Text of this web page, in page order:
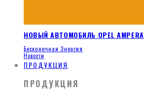
НОВЫЙ АВТОМОБИЛЬ OPEL AMPERA
Бесконечная Энергия
Новости
ПРОДУКЦИЯ
ПРОДУКЦИЯ